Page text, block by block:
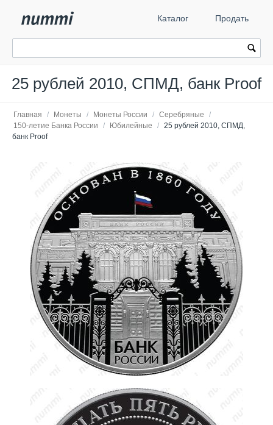
Каталог Продать
25 рублей 2010, СПМД, банк Proof
Главная / Монеты / Монеты России / Серебряные
/
150-летие Банка России
/ Юбилейные / 25 рублей 2010, СПМД,
банк Proof